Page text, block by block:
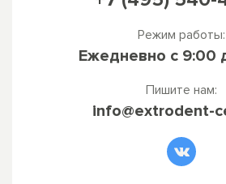
Режим работы:
Ежедневно c 9:00
Пишите нам:
info@extrodent-